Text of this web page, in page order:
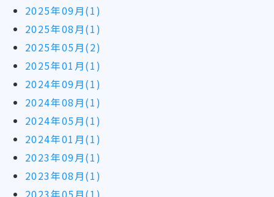
2025年09月(1)
2025年08月(1)
2025年05月(2)
2025年01月(1)
2024年09月(1)
2024年08月(1)
2024年05月(1)
2024年01月(1)
2023年09月(1)
2023年08月(1)
2023年05月(1)